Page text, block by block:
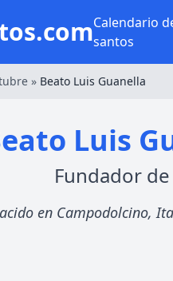
Calendario
santos
» Beato Luis Guanella
Luis
Fundador
en Campodolcino,